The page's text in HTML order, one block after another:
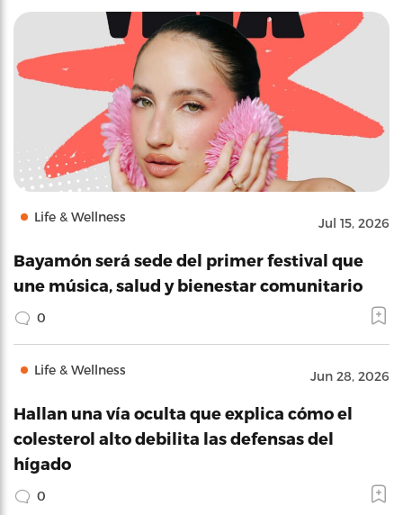
Life & Wellness Jul 15, 2026
Bayamón será sede del primer festival que
une música, salud y bienestar comunitario
0
Life & Wellness Jun 28, 2026
Hallan una vía oculta que explica cómo el
colesterol alto debilita las defensas del
hígado
0